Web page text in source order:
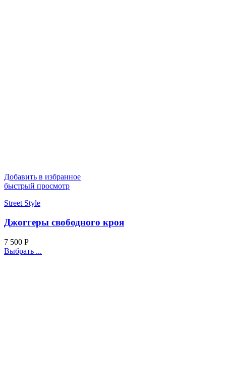
Добавить в избранное
быстрый просмотр
Street Style
Джоггеры свободного кроя
7 500 Р
Выбрать ...